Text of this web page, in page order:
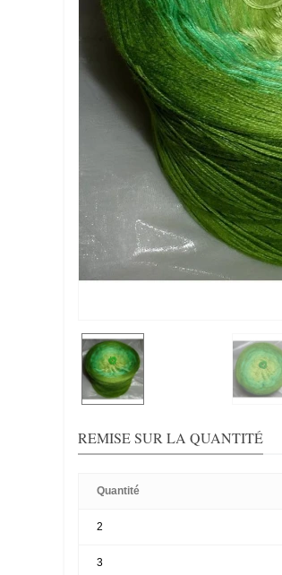
REMISE SUR LA QUANTITÉ
Quantité
2
3